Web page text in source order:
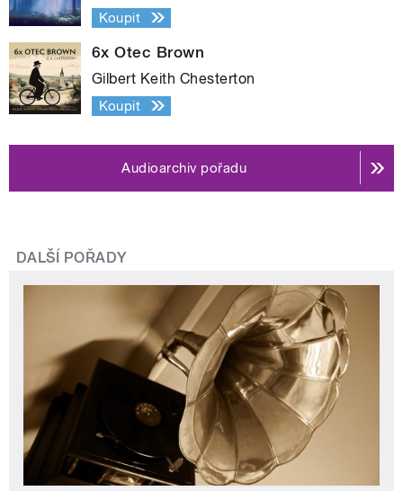
Koupit
6x Otec Brown
Gilbert Keith Chesterton
Koupit
Audioarchiv pořadu
DALŠÍ POŘADY